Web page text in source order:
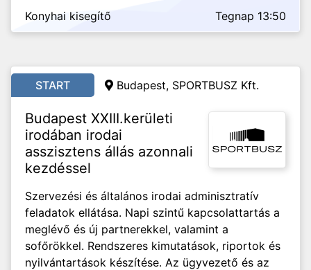
Konyhai kisegítő Tegnap 13:50
START Budapest, SPORTBUSZ Kft.
Budapest XXIII.kerületi
irodában irodai
asszisztens állás azonnali
kezdéssel
Szervezési és általános irodai adminisztratív
feladatok ellátása. Napi szintű kapcsolattartás a
meglévő és új partnerekkel, valamint a
sofőrökkel. Rendszeres kimutatások, riportok és
nyilvántartások készítése. Az ügyvezető és az